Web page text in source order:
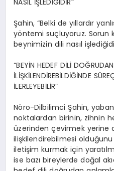
Şahin, “Belki de yıllardır
yöntemi suçluyoruz. Sorun
beynimizin dili nasıl
“BEYİN HEDEF DİLİ
İLİŞKİLENDİREBİLDİĞİNDE
İLERLEYEBİLİR”
Nöro-Dilbilimci Şahin,
noktalardan birinin, zihnin
üzerinden çevirmek yerine
ilişkilendirebilmesi
iletişim kurmak için
ise bazı bireylerde doğal